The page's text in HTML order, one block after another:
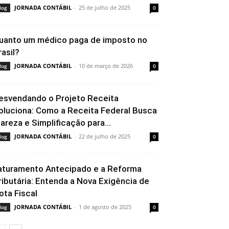
JORNADA CONTÁBIL - 25 de julho de 2025 0
um médico paga de imposto no
JORNADA CONTÁBIL - 10 de março de 2026 0
o Projeto Receita
Como a Receita Federal Busca
e Simplificação para...
JORNADA CONTÁBIL - 22 de julho de 2025 0
Antecipado e a Reforma
Entenda a Nova Exigência de
Fiscal
JORNADA CONTÁBIL - 1 de agosto de 2025 0